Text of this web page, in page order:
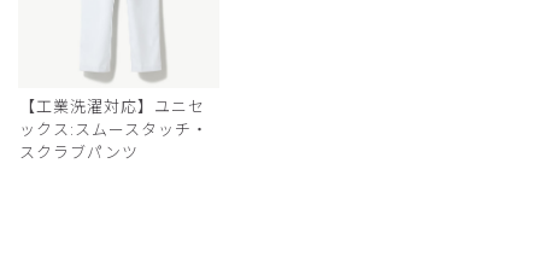
【工業洗濯対応】ユニセ
ックス:スムースタッチ・
スクラブパンツ